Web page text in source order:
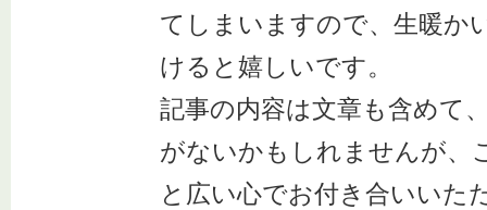
てしまいますので、生暖か
けると嬉しいです。
記事の内容は文章も含めて
がないかもしれませんが、
と広い心でお付き合いいた